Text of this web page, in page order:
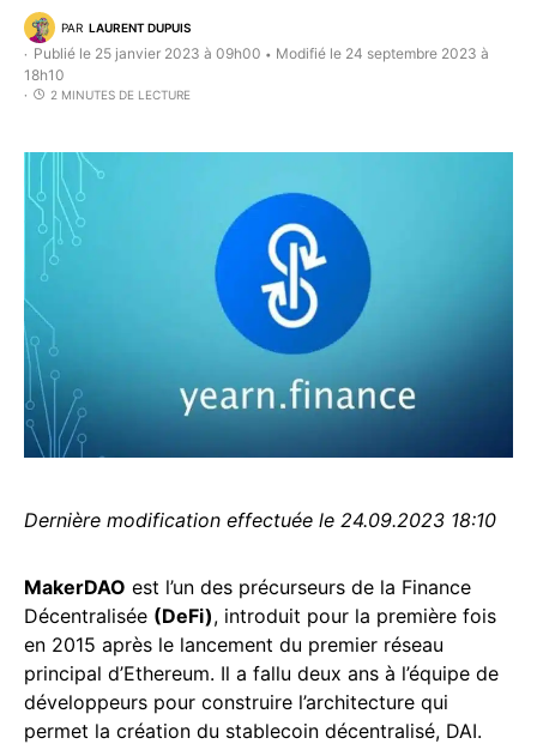
PAR LAURENT DUPUIS
Publié le 25 janvier 2023 à 09h00 • Modifié le 24 septembre 2023 à
18h10
2 MINUTES DE LECTURE
Dernière modification effectuée le 24.09.2023 18:10
MakerDAO est l’un des précurseurs de la Finance
Décentralisée (DeFi), introduit pour la première fois
en 2015 après le lancement du premier réseau
principal d’Ethereum. Il a fallu deux ans à l’équipe de
développeurs pour construire l’architecture qui
permet la création du stablecoin décentralisé, DAI.